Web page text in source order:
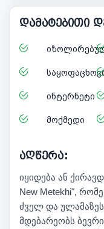
დამატებითი
ინტერნეტი
მოქმედი
აღწერა:
იყიდება ან
New Metekhi",
ძველ და
მდებარეობს